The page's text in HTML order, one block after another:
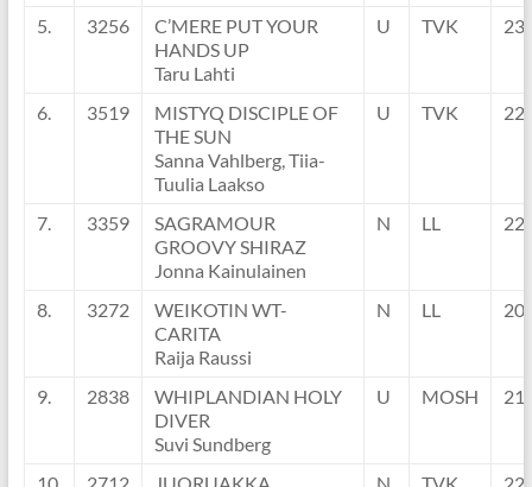
5. 3256
C’MERE PUT YOUR
HANDS UP
Taru Lahti
U TVK
6. 3519
MISTYQ DISCIPLE OF
THE SUN
Sanna Vahlberg, Tiia-
Tuulia Laakso
U TVK
7. 3359
SAGRAMOUR
GROOVY SHIRAZ
Jonna Kainulainen
N LL
8. 3272
WEIKOTIN WT-
CARITA
Raija Raussi
N LL
9. 2838
WHIPLANDIAN HOLY
DIVER
Suvi Sundberg
U MOSH